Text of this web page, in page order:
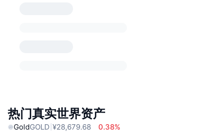
热门真实世界资产
GoldGOLD ¥28,679.68
0.38%